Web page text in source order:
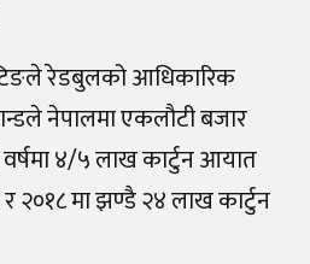
रेडबुलको आधिकारिक
नेपालमा एकलौटी बजार
४/५ लाख कार्टुन आयात
२०१८ मा झण्डै २४ लाख कार्टुन